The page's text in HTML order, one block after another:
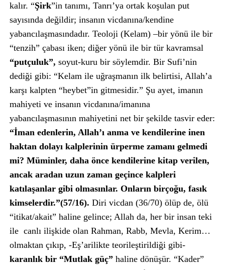
kalır. “Şirk”in tanımı, Tanrı’ya ortak koşulan put
sayısında değildir; insanın vicdanına/kendine
yabancılaşmasındadır. Teoloji (Kelam) –bir yönü ile bir
“tenzih” çabası iken; diğer yönü ile bir tür kavramsal
“putçuluk”, soyut-kuru bir söylemdir. Bir Sufi’nin
dediği gibi: “Kelam ile uğraşmanın ilk belirtisi, Allah’a
karşı kalpten “heybet”in gitmesidir.” Şu ayet, imanın
mahiyeti ve insanın vicdanına/imanına
yabancılaşmasının mahiyetini net bir şekilde tasvir eder:
“İman edenlerin, Allah’ı anma ve kendilerine inen
haktan dolayı kalplerinin ürperme zamanı gelmedi
mi? Müminler, daha önce kendilerine kitap verilen,
ancak aradan uzun zaman geçince kalpleri
katılaşanlar gibi olmasınlar. Onların birçoğu, fasık
kimselerdir.”(57/16). Diri vicdan (36/70) ölüp de, ölü
“itikat/akait” haline gelince; Allah da, her bir insan teki
ile canlı ilişkide olan Rahman, Rabb, Mevla, Kerim…
olmaktan çıkıp, -Eş’arilikte teorileştirildiği gibi-
karanlık bir “Mutlak güç”haline dönüşür. “Kader”